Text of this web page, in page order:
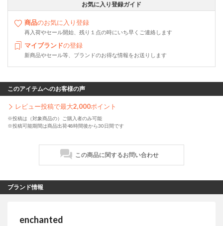
お気に入り登録ガイド
商品のお気に入り登録
再入荷やセール開始、残り１点の時にいち早くご連絡します
マイブランドの登録
新商品やセール等、ブランドのお得な情報をお送りします
このアイテムへのお客様の声
レビュー投稿で最大2,000ポイント
※投稿は（対象商品の）ご購入者のみ可能
※投稿可能期間は商品出荷48時間後から30日間です
この商品に関するお問い合わせ
ブランド情報
enchanted